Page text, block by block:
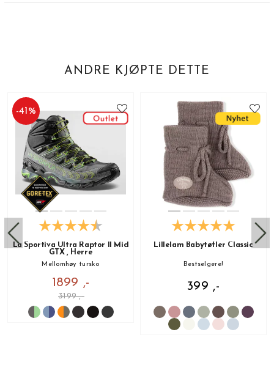
ANDRE KJØPTE DETTE
-41 %
La Sportiva Ultra Raptor II Mid
GTX , Herre
Mellomhøy tursko
1899 ,-
3199 ,-
Lillelam Babytøfler Classic
Bestselgere!
399 ,-